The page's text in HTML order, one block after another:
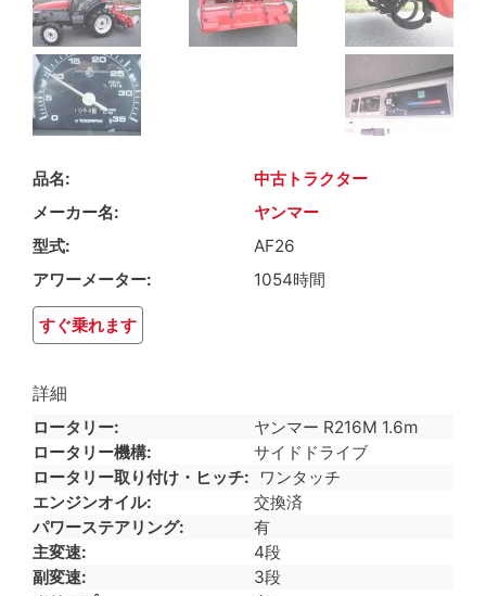
品名
中古トラクター
メーカー名
ヤンマー
型式
AF26
アワーメーター
1054時間
すぐ乗れます
詳細
ロータリー
ヤンマー R216M 1.6m
ロータリー機構
サイドドライブ
ロータリー取り付け・ヒッチ
ワンタッチ
エンジンオイル
交換済
パワーステアリング
有
主変速
4段
副変速
3段